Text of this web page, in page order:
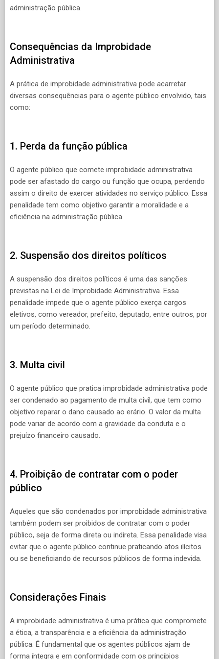
administração pública.
Consequências da Improbidade
Administrativa
A prática de improbidade administrativa pode acarretar
diversas consequências para o agente público envolvido, tais
como:
1. Perda da função pública
O agente público que comete improbidade administrativa
pode ser afastado do cargo ou função que ocupa, perdendo
assim o direito de exercer atividades no serviço público. Essa
penalidade tem como objetivo garantir a moralidade e a
eficiência na administração pública.
2. Suspensão dos direitos políticos
A suspensão dos direitos políticos é uma das sanções
previstas na Lei de Improbidade Administrativa. Essa
penalidade impede que o agente público exerça cargos
eletivos, como vereador, prefeito, deputado, entre outros, por
um período determinado.
3. Multa civil
O agente público que pratica improbidade administrativa pode
ser condenado ao pagamento de multa civil, que tem como
objetivo reparar o dano causado ao erário. O valor da multa
pode variar de acordo com a gravidade da conduta e o
prejuízo financeiro causado.
4. Proibição de contratar com o poder
público
Aqueles que são condenados por improbidade administrativa
também podem ser proibidos de contratar com o poder
público, seja de forma direta ou indireta. Essa penalidade visa
evitar que o agente público continue praticando atos ilícitos
ou se beneficiando de recursos públicos de forma indevida.
Considerações Finais
A improbidade administrativa é uma prática que compromete
a ética, a transparência e a eficiência da administração
pública. É fundamental que os agentes públicos ajam de
forma íntegra e em conformidade com os princípios